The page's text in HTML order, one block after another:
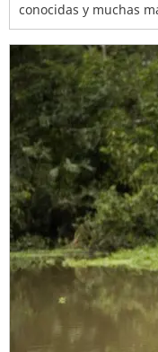
conocidas y muchas